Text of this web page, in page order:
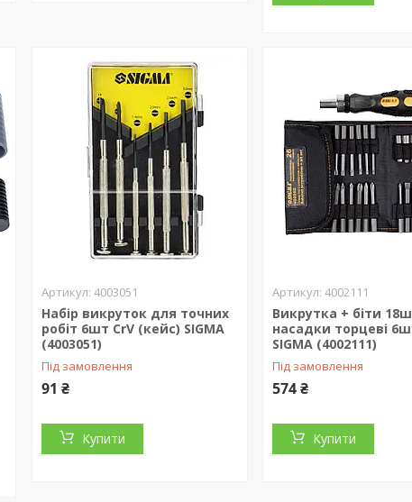
4003051
Набір викруток для точних
робіт 6шт CrV (кейс) SIGMA
(4003051)
Під замовлення
91 ₴
Купити
4002111
Викрутка + біти
насадки торцеві
SIGMA (4002111)
Під замовлення
574 ₴
Купити